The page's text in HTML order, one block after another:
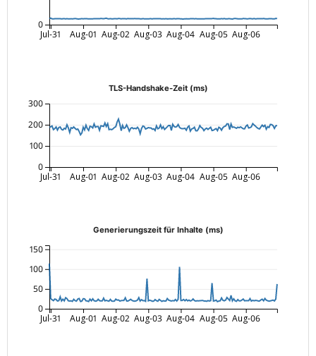
Jul-31 Aug-01 Aug-02 Aug-03 Aug-04 Aug-05 Aug-06
0
TLS-Handshake-Zeit (ms)
Jul-31 Aug-01 Aug-02 Aug-03 Aug-04 Aug-05 Aug-06
0
100
200
300
Generierungszeit für Inhalte (ms)
Jul-31 Aug-01 Aug-02 Aug-03 Aug-04 Aug-05 Aug-06
0
50
100
150